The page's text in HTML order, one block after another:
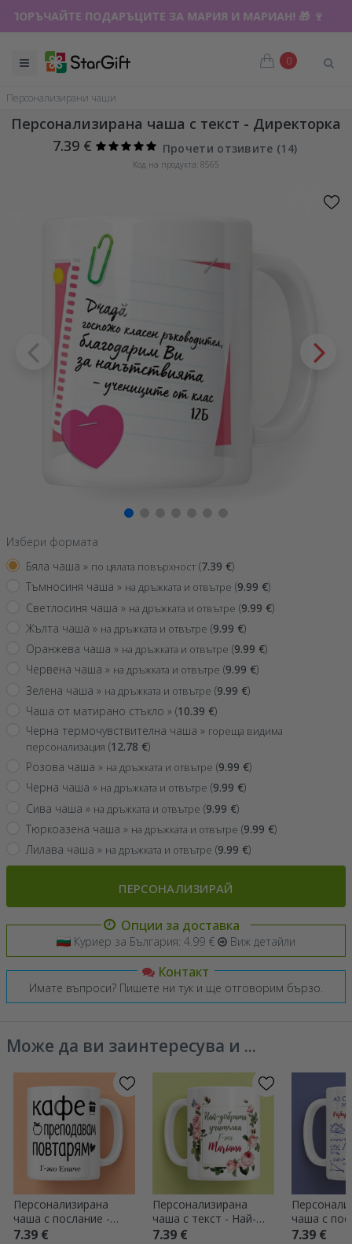
ПОРЪЧАЙТЕ ПОДАРЪЦИТЕ ЗА МАРИЯ И МАРИАН! 🎁 🍷
0
Персонализирани чаши
Персонализирана чаша с текст - Директорка
7.39 €
Прочети отзивите (14)
Код на продукта: 8565
Избери формата
Бяла чаша » по цялата повърхност (7.39 €)
Тъмносиня чаша » на дръжката и отвътре (9.99 €)
Светлосиня чаша » на дръжката и отвътре (9.99 €)
Жълта чаша » на дръжката и отвътре (9.99 €)
Оранжева чаша » на дръжката и отвътре (9.99 €)
Червена чаша » на дръжката и отвътре (9.99 €)
Зелена чаша » на дръжката и отвътре (9.99 €)
Чаша от матирано стъкло » (10.39 €)
Черна термочувствителна чаша » гореща видима
персонализация (12.78 €)
Розова чаша » на дръжката и отвътре (9.99 €)
Черна чаша » на дръжката и отвътре (9.99 €)
Сива чаша » на дръжката и отвътре (9.99 €)
Тюркоазена чаша » на дръжката и отвътре (9.99 €)
Лилава чаша » на дръжката и отвътре (9.99 €)
ПЕРСОНАЛИЗИРАЙ
Опции за доставка
Куриер за България: 4.99 € Виж детайли
Контакт
Имате въпроси? Пишете ни тук и ще отговорим бързо.
Може да ви заинтересува и ...
Персонализирана
чаша с послание -
Повтори
7.39 €
Персонализирана
чаша с текст - Най-
добрият учител
7.39 €
чаша с
Учител по
7.39 €